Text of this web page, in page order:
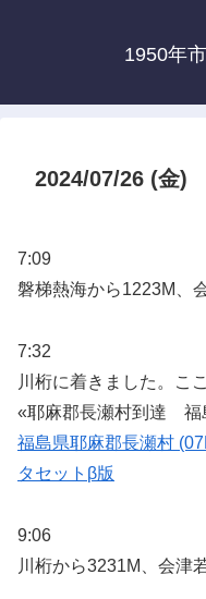
1950年
2024/07/26 (金)
7:09
磐梯熱海から1223M、
7:32
川桁に着きました。こ
«耶麻郡長瀬村到達 福
福島県耶麻郡長瀬村
タセットβ版
9:06
川桁から3231M、会津